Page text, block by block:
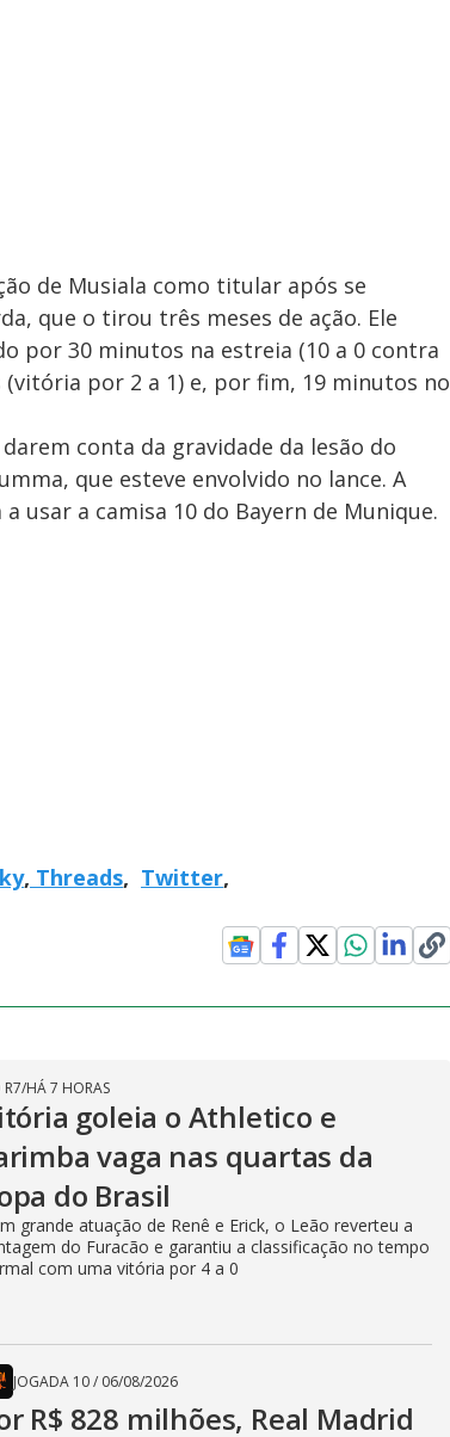
de Musiala como titular após se
que o tirou três meses de ação. Ele
por 30 minutos na estreia (10 a 0 contra
por 2 a 1) e, por fim, 19 minutos no
conta da gravidade da lesão do
que esteve envolvido no lance. A
usar a camisa 10 do Bayern de Munique.
, Threads, Twitter,
R7/HÁ 7 HORAS
goleia o Athletico e
vaga nas quartas da
do Brasil
grande atuação de Renê e Erick, o Leão reverteu a
do Furacão e garantiu a classificação no tempo
com uma vitória por 4 a 0
JOGADA 10/ 06/08/2026
R$ 828 milhões, Real Madrid